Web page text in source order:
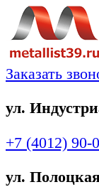
Заказать
ул.
+7 (4012) 90-
ул.